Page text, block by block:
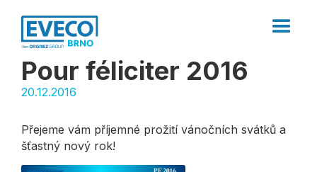
Pour féliciter 2016
20.12.2016
Přejeme vám příjemné prožití vánočních svátků a
šťastný nový rok!